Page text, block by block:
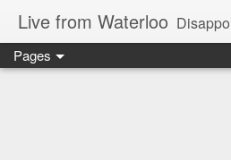
Live from Waterloo
Pages